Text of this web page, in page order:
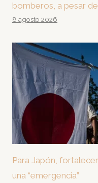
bomberos, a pesar
8 agosto 2026
Para Japón,
una “emergencia”